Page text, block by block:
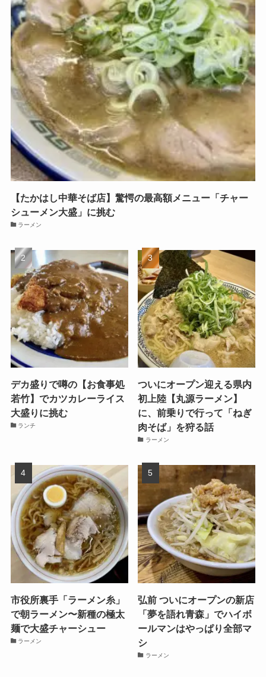
【たかはし中華そば店】驚愕の最高額メニュー「チャー
シューメン大盛」に挑む
ラーメン
デカ盛りで噂の【お食事処
若竹】でカツカレーライス
大盛りに挑む
ランチ
ついにオープン迎える県内
初上陸【丸源ラーメン】
に、前乗りで行って「ねぎ
肉そば」を狩る話
ラーメン
市役所裏手「ラーメン糸」
で朝ラーメン〜新種の極太
麺で大盛チャーシュー
ラーメン
弘前 ついにオープンの新店
「夢を語れ青森」でハイボ
ールマンはやっぱり全部マ
シ
ラーメン